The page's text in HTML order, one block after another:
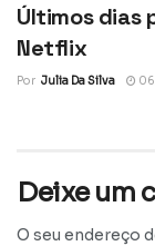
Últimos dias
Netflix
Por Julia Da Silva
Deixe um
O seu endereço